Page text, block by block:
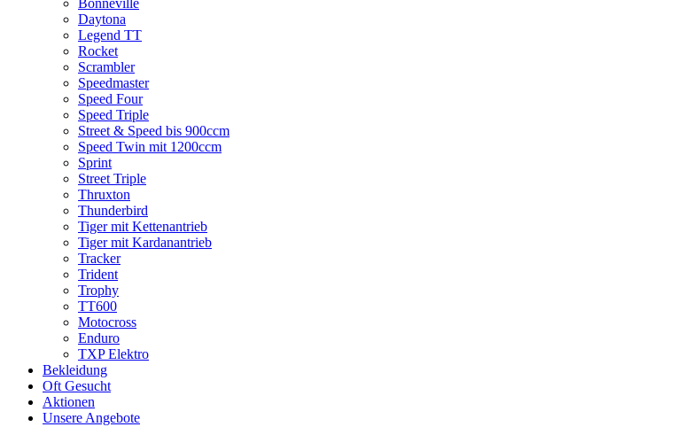
Bonneville
Daytona
Legend TT
Rocket
Scrambler
Speedmaster
Speed Four
Speed Triple
Street & Speed bis 900ccm
Speed Twin mit 1200ccm
Sprint
Street Triple
Thruxton
Thunderbird
Tiger mit Kettenantrieb
Tiger mit Kardanantrieb
Tracker
Trident
Trophy
TT600
Motocross
Enduro
TXP Elektro
Bekleidung
Oft Gesucht
Aktionen
Unsere Angebote